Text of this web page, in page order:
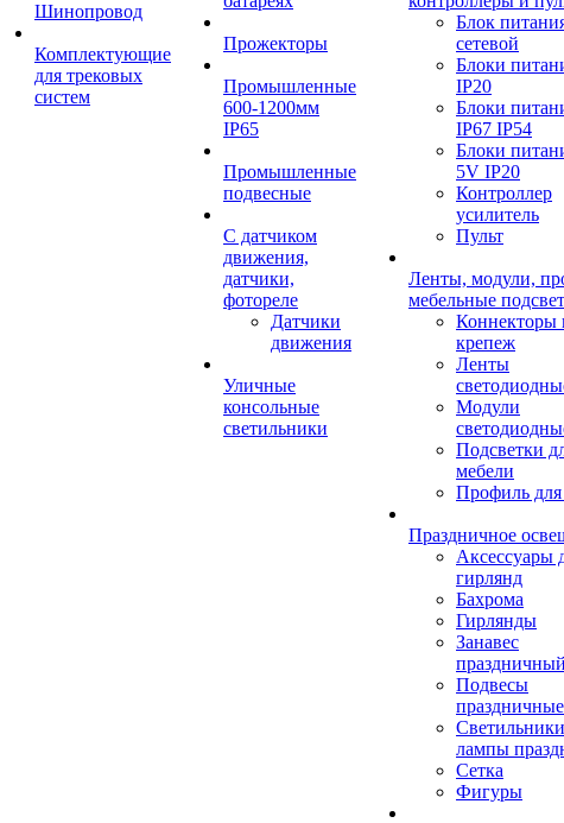
Шинопровод
Комплектующие
для трековых
систем
Прожекторы
Промышленные
600-1200мм
IP65
Промышленные
подвесные
С датчиком
движения,
датчики,
фотореле
Датчики
движения
Уличные
консольные
светильники
Блок
сетевой
Блоки
IP20
Блоки
IP67 IP54
Блоки
5V IP20
Контроллер
усилитель
Пульт
Ленты, модули,
мебельные
Коннекторы
крепеж
Ленты
Модули
Подсветки
мебели
Профиль
Праздничное
Аксессуары
гирлянд
Бахрома
Гирлянды
Занавес
Подвесы
праздничные
лампы
Сетка
Фигуры